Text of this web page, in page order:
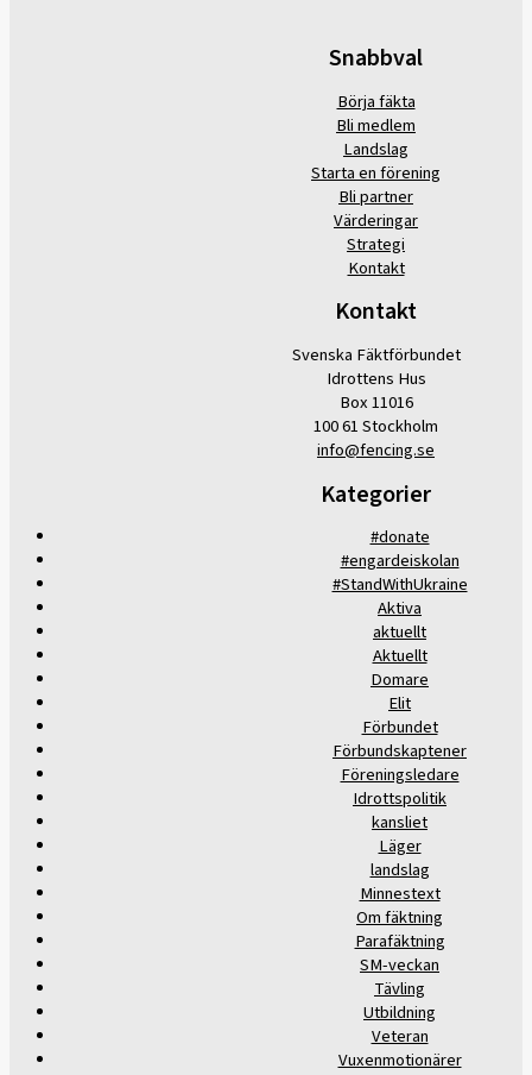
Snabbval
Börja fäkta
Bli medlem
Landslag
Starta en förening
Bli partner
Värderingar
Strategi
Kontakt
Kontakt
Svenska Fäktförbundet
Idrottens Hus
Box 11016
100 61 Stockholm
info@fencing.se
Kategorier
#donate
#engardeiskolan
#StandWithUkraine
Aktiva
aktuellt
Aktuellt
Domare
Elit
Förbundet
Förbundskaptener
Föreningsledare
Idrottspolitik
kansliet
Läger
landslag
Minnestext
Om fäktning
Parafäktning
SM-veckan
Tävling
Utbildning
Veteran
Vuxenmotionärer